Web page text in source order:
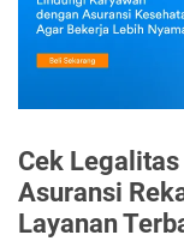
Cek
Asuransi
Layanan